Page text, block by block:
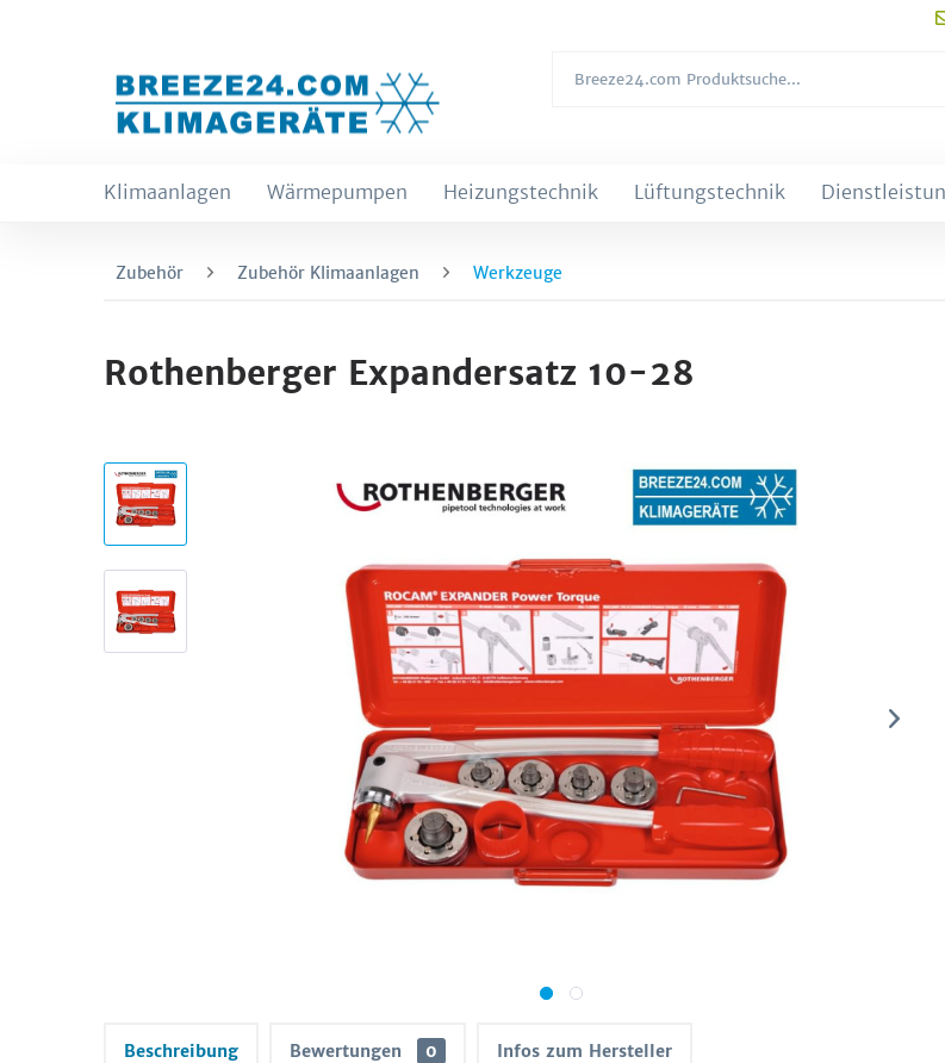
Klimaanlagen Wärmepumpen Heizungstechnik Lüftungstechnik
Zubehör Zubehör Klimaanlagen Werkzeuge
Rothenberger Expandersatz 10-28
Beschreibung Bewertungen 0 Infos zum Hersteller